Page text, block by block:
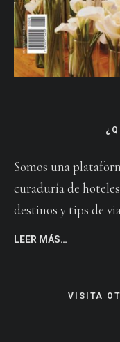
Somos una
curaduría de
destinos y tips de
LEER MÁS…
VISITA